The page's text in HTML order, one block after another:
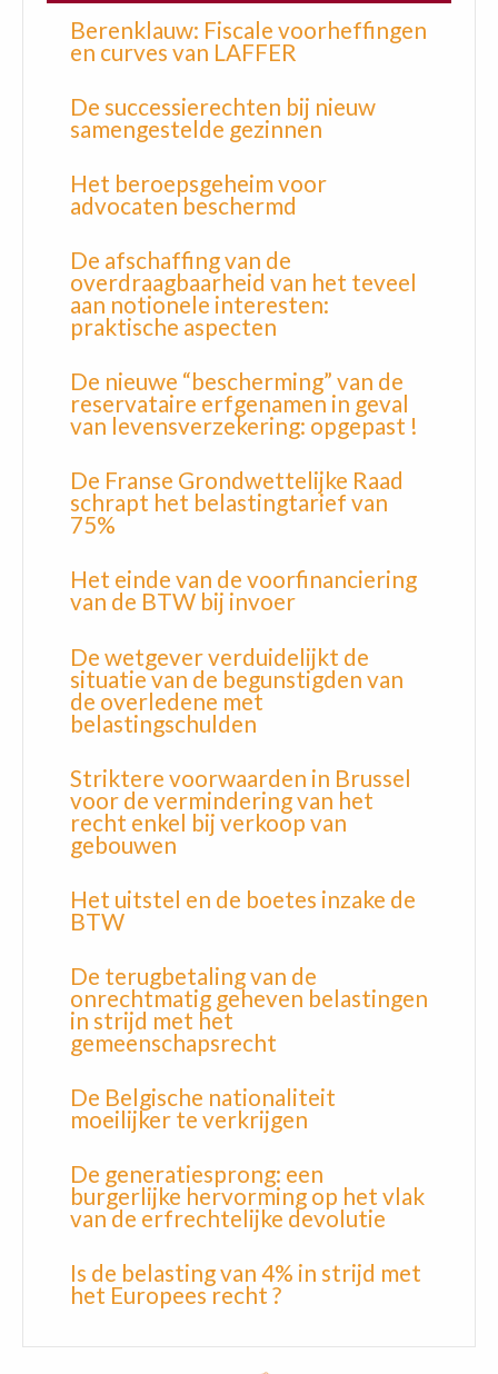
Berenklauw: Fiscale voorheffingen
en curves van LAFFER
De successierechten bij nieuw
samengestelde gezinnen
Het beroepsgeheim voor
advocaten beschermd
De afschaffing van de
overdraagbaarheid van het teveel
aan notionele interesten:
praktische aspecten
De nieuwe “bescherming” van de
reservataire erfgenamen in geval
van levensverzekering: opgepast !
De Franse Grondwettelijke Raad
schrapt het belastingtarief van
75%
Het einde van de voorfinanciering
van de BTW bij invoer
De wetgever verduidelijkt de
situatie van de begunstigden van
de overledene met
belastingschulden
Striktere voorwaarden in Brussel
voor de vermindering van het
recht enkel bij verkoop van
gebouwen
Het uitstel en de boetes inzake de
BTW
De terugbetaling van de
onrechtmatig geheven belastingen
in strijd met het
gemeenschapsrecht
De Belgische nationaliteit
moeilijker te verkrijgen
De generatiesprong: een
burgerlijke hervorming op het vlak
van de erfrechtelijke devolutie
Is de belasting van 4% in strijd met
het Europees recht ?